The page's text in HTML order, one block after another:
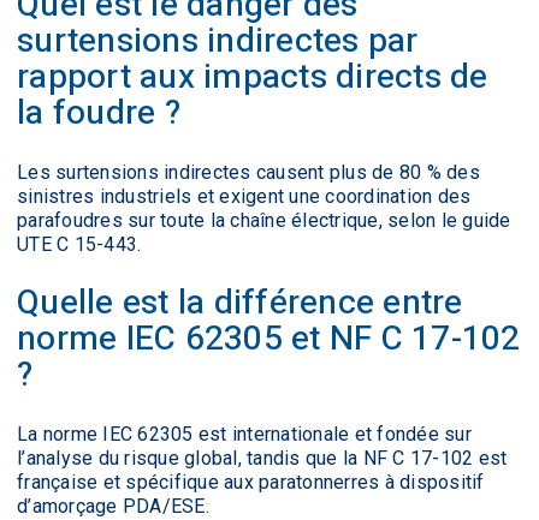
surtensions indirectes par
rapport aux impacts directs de
la foudre ?
Les surtensions indirectes causent plus de 80 % des
sinistres industriels et exigent une coordination des
parafoudres sur toute la chaîne électrique, selon le guide
UTE C 15-443.
Quelle est la différence entre
norme IEC 62305 et NF C 17-102
?
La norme IEC 62305 est internationale et fondée sur
l’analyse du risque global, tandis que la NF C 17-102 est
française et spécifique aux paratonnerres à dispositif
d’amorçage PDA/ESE.